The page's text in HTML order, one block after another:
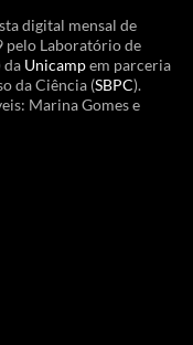
digital mensal de
pelo Laboratório de
da Unicampem parceria
da Ciência (SBPC).
Marina Gomes e